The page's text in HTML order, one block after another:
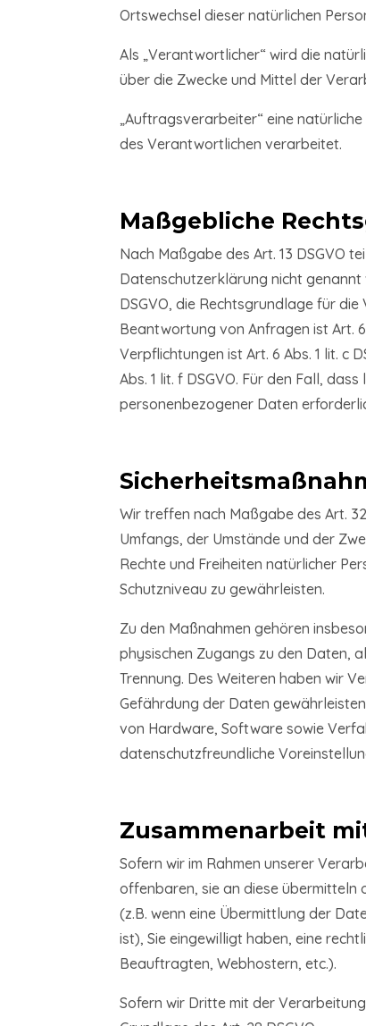
Ortswechsel dieser natürlichen
Als „Verantwortlicher“ wird die
über die Zwecke und Mittel der
„Auftragsverarbeiter“ eine
des Verantwortlichen verarbeitet.
Maßgebliche
Nach Maßgabe des Art. 13 DSGVO
Datenschutzerklärung nicht genannt
DSGVO, die Rechtsgrundlage für
Beantwortung von Anfragen ist Art.
Verpflichtungen ist Art. 6 Abs. 1 lit. c
Abs. 1 lit. f DSGVO. Für den Fall,
personenbezogener Daten
Wir treffen nach Maßgabe des Art.
Umfangs, der Umstände und der
Rechte und Freiheiten natürlicher
Schutzniveau zu gewährleisten.
Zu den Maßnahmen gehören
physischen Zugangs zu den Daten,
Trennung. Des Weiteren haben wir
Gefährdung der Daten
von Hardware, Software sowie
datenschutzfreundliche
Zusammenarbeit
Sofern wir im Rahmen unserer
offenbaren, sie an diese übermitteln
(z.B. wenn eine Übermittlung der
ist), Sie eingewilligt haben, eine
Beauftragten, Webhostern, etc.).
Sofern wir Dritte mit der